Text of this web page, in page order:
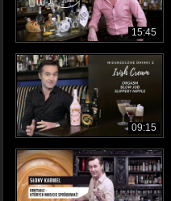
15:45
09:15